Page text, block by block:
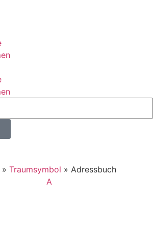
Traumsymbol » Adressbuch
A